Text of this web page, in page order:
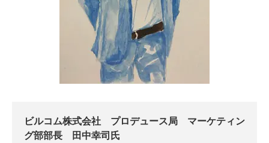
ビルコム株式会社 プロデュース局 マーケティン
グ部部長 田中幸司氏